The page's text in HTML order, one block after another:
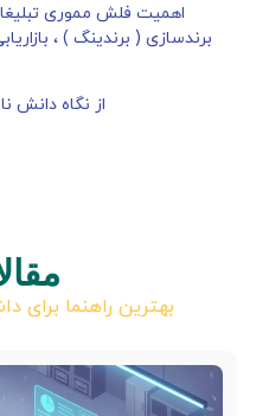
اهمیت فلش مموری
برندسازی ( برندینگ ) ،
از نگاه دانش
بهترین راهنما برای